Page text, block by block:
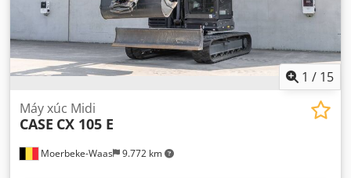
1 / 15
Moerbeke-Waas 9.772 km
Máy xúc Midi
CASE CX 105 E